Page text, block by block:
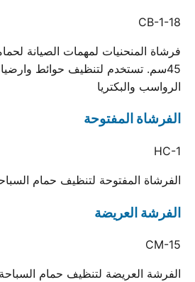
CB-1-18
فرشاة المنحنيات لمهمات الصيانة
45سم. تستخدم لتنظيف حوائط
الرواسب والبكتريا
الفرشاة المفتوحة
HC-1
الفرشاة المفتوحة لتنظيف حمام
الفرشة العريضة
CM-15
الفرشة العريضة لتنظيف حمام السباحة